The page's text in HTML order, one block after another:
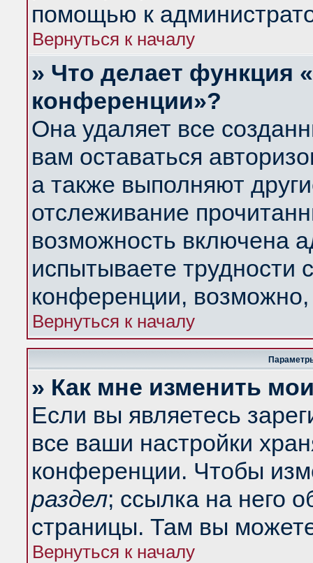
помощью к
Вернуться к началу
» Что делает функция
конференции»?
Она удаляет все
вам оставаться
а также выполняют
отслеживание
возможность включена
испытываете трудности
конференции,
Вернуться к началу
» Как мне изменить
Если вы являетесь
все ваши настройки
конференции. Чтобы
раздел; ссылка на него
страницы. Там вы
Вернуться к началу